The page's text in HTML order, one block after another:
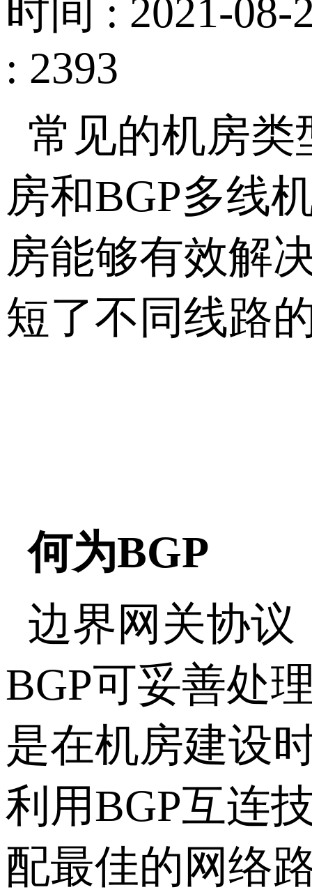
时间 : 2021-08-
: 2393
常见的机房
房和BGP多线
房能够有效解
短了不同线路
何为BGP
边界网关协议
BGP可妥善处
是在机房建设
利用BGP互连
配最佳的网络